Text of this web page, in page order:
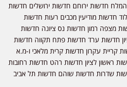
המלח חדשות ירוחם חדשות ירושלים חדשות
חדשות מודיעין מכבים רעות חדשות
מצפה רמון חדשות נס ציונה חדשות
חדשות ערד חדשות פתח תקווה חדשות
קריית עקרון חדשות קרית מלאכי ו-מ.א
ראשון לציון חדשות רהט חדשות רחובות
שדרות חדשות שוהם חדשות תל אביב